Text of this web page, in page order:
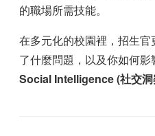
的職場所需技能。
在多元化的校園裡，招生
了什麼問題，以及你如何
Social Intelligence (社交洞